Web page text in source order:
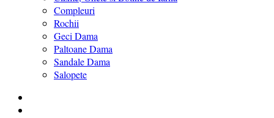
Compleuri
Rochii
Geci Dama
Paltoane Dama
Sandale Dama
Salopete